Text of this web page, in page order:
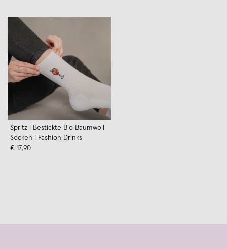
Spritz | Bestickte Bio Baumwoll
Socken | Fashion Drinks
€ 17,90